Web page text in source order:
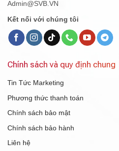
Admin@SVB.VN
Kết nối với chúng tôi
Chính sách và quy định chung
Tin Tức Marketing
Phương thức thanh toán
Chính sách bảo mật
Chính sách bảo hành
Liên hệ